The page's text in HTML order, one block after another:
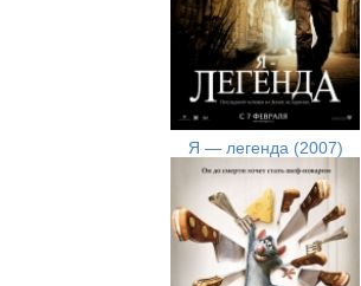
Я — легенда (2007)